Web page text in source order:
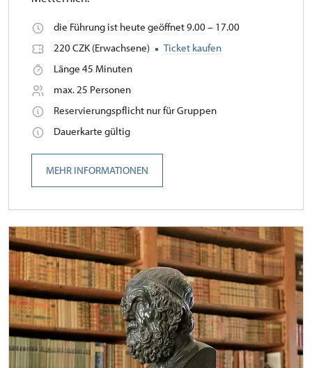
die Führung ist heute geöffnet 9.00 – 17.00
220 CZK (Erwachsene)
Ticket kaufen
Länge 45 Minuten
max. 25 Personen
Reservierungspflicht nur für Gruppen
Dauerkarte gültig
MEHR INFORMATIONEN